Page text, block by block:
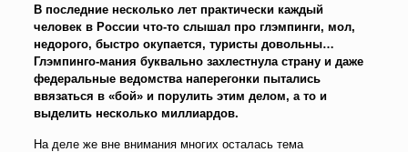
В последние несколько лет практически каждый
человек в России что-то слышал про глэмпинги, мол,
недорого, быстро окупается, туристы довольны…
Глэмпинго-мания буквально захлестнула страну и даже
федеральные ведомства наперегонки пытались
ввязаться в «бой» и порулить этим делом, а то и
выделить несколько миллиардов.
На деле же вне внимания многих осталась тема